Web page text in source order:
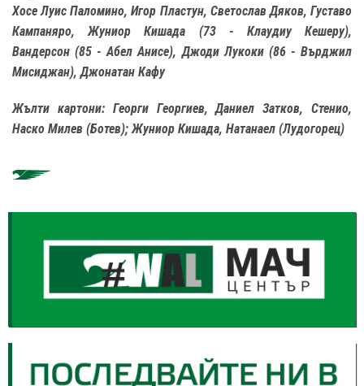
Хосе Луис Паломино, Игор Пластун, Светослав Дяков, Густаво
Кампаняро, Жуниор Кишада (73 - Клаудиу Кешеру),
Вандерсон (85 - Абел Анисе), Джоди Лукоки (86 - Върджил
Мисиджан), Джонатан Кафу
Жълти картони: Георги Георгиев, Даниел Затков, Стенио,
Наско Милев (Ботев); Жуниор Кишада, Натанаел (Лудогорец)